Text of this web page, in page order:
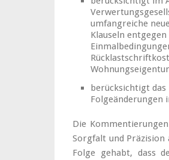
umfangreiche
Klauseln entgegen
berücksichtigt
Folgeänderungen
Die
Sorgfalt und Präzision
Folge gehabt, dass